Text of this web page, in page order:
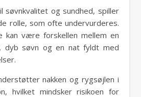
søvnkvalitet og sundhed, spiller
rolle, som ofte undervurderes.
kan være forskellen mellem en
dyb søvn og en nat fyldt med
nakken og rygsøjlen i
hvilket mindsker risikoen for